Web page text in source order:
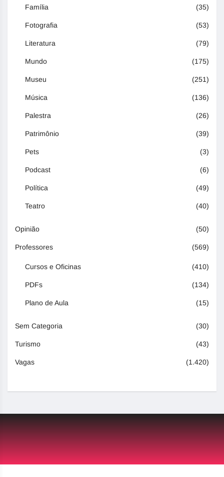
Família (35)
Fotografia (53)
Literatura (79)
Mundo (175)
Museu (251)
Música (136)
Palestra (26)
Patrimônio (39)
Pets (3)
Podcast (6)
Política (49)
Teatro (40)
Opinião (50)
Professores (569)
Cursos e Oficinas (410)
PDFs (134)
Plano de Aula (15)
Sem Categoria (30)
Turismo (43)
Vagas (1.420)